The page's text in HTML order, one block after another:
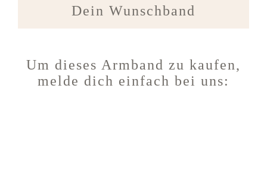
Dein Wunschband
Um dieses Armband zu kaufen,
melde dich einfach bei uns: